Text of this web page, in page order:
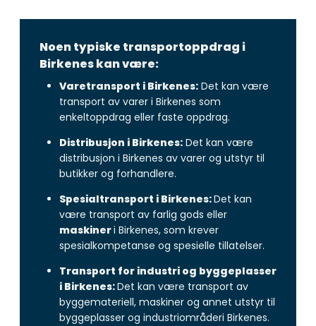
Noen typiske transportoppdrag i
Birkenes kan være:
Varetransport i Birkenes: Det kan være
transport av varer i Birkenes som
enkeltoppdrag eller faste oppdrag.
Distribusjon i Birkenes: Det kan være
distribusjon i Birkenes av varer og utstyr til
butikker og forhandlere.
Spesialtransport i Birkenes:Det kan
være transport av farlig gods eller
maskineri Birkenes, som krever
spesialkompetanse og spesielle tillatelser.
Transport for industri og byggeplasser
i Birkenes:Det kan være transport av
byggemateriell, maskiner og annet utstyr til
byggeplasser og industriområderi Birkenes.